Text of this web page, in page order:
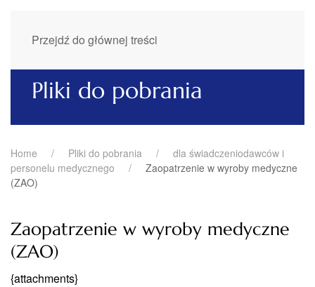
Przejdź do głównej treści
Pliki do pobrania
Home Pliki do pobrania
dla świadczeniodawców i
personelu medycznego
Zaopatrzenie w wyroby medyczne
(ZAO)
Zaopatrzenie w wyroby medyczne
(ZAO)
{attachments}